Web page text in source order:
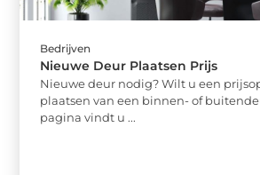
Bedrijven
Nieuwe Deur Plaatsen Prijs
Nieuwe deur nodig? Wilt u een
plaatsen van een binnen- of
pagina vindt u ...